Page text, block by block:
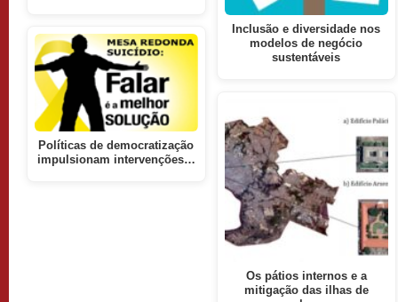
Políticas de democratização
impulsionam intervenções…
Inclusão e diversidade nos
modelos de negócio
sustentáveis
Os pátios internos e a
mitigação das ilhas de